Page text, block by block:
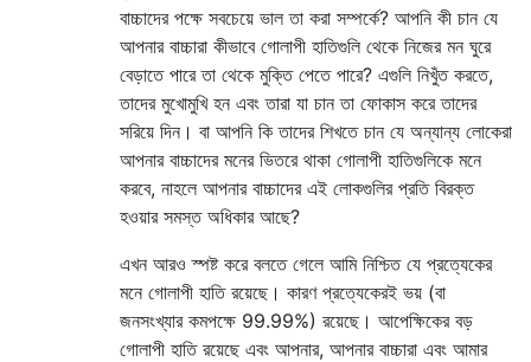
বাচ্চাদের পক্ষে সবচেয়ে ভাল তা করা সম্পর্কে? আপনি কী চান যে
আপনার বাচ্চারা কীভাবে গোলাপী হাতিগুলি থেকে নিজের মন ঘুরে
বেড়াতে পারে তা থেকে মুক্তি পেতে পারে? এগুলি নিখুঁত করতে,
তাদের মুখোমুখি হন এবং তারা যা চান তা ফোকাস করে তাদের
সরিয়ে দিন। বা আপনি কি তাদের শিখতে চান যে অন্যান্য লোকেরা
আপনার বাচ্চাদের মনের ভিতরে থাকা গোলাপী হাতিগুলিকে মনে
করবে, নাহলে আপনার বাচ্চাদের এই লোকগুলির প্রতি বিরক্ত
হওয়ার সমস্ত অধিকার আছে?
এখন আরও স্পষ্ট করে বলতে গেলে আমি নিশ্চিত যে প্রত্যেকের
মনে গোলাপী হাতি রয়েছে। কারণ প্রত্যেকেরই ভয় (বা
জনসংখ্যার কমপক্ষে 99.99%) রয়েছে। আপেক্ষিকের বড়
গোলাপী হাতি রয়েছে এবং আপনার, আপনার বাচ্চারা এবং আমার